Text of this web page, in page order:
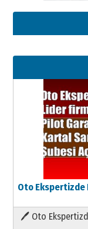
Oto Ekspertizde
🖊 Oto